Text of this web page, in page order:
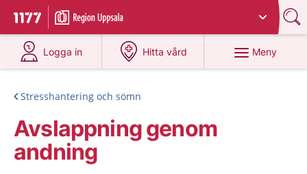
Till startsidan för 1177
Du har valt region
Logga in
på 1177.se
Hitta vård
på 1177.se
Meny
Stresshantering och sömn
Avslappning genom
andning